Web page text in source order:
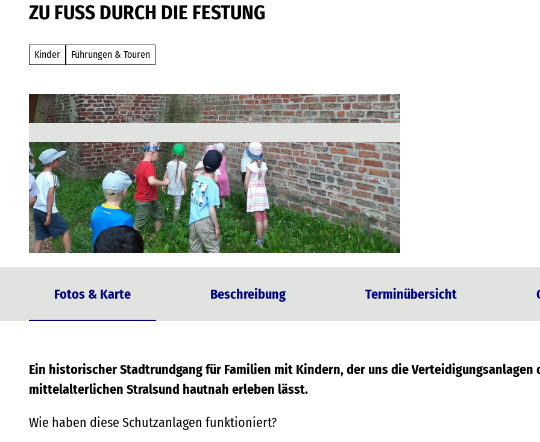
ZU FUSS DURCH DIE FESTUNG
Kinder Führungen & Touren
Fotos & Karte Beschreibung Terminübersicht
Ein historischer Stadtrundgang für Familien mit Kindern, der uns die Verteidigungsanlagen
mittelalterlichen Stralsund hautnah erleben lässt.
Wie haben diese Schutzanlagen funktioniert?